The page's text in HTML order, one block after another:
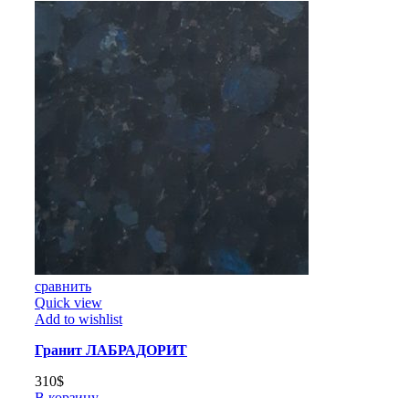
сравнить
Quick view
Add to wishlist
Гранит ЛАБРАДОРИТ
310$